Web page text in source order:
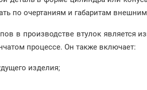
по очертаниям и габаритам внешним
в производстве втулок является
процессе. Он также включает:
изделия;